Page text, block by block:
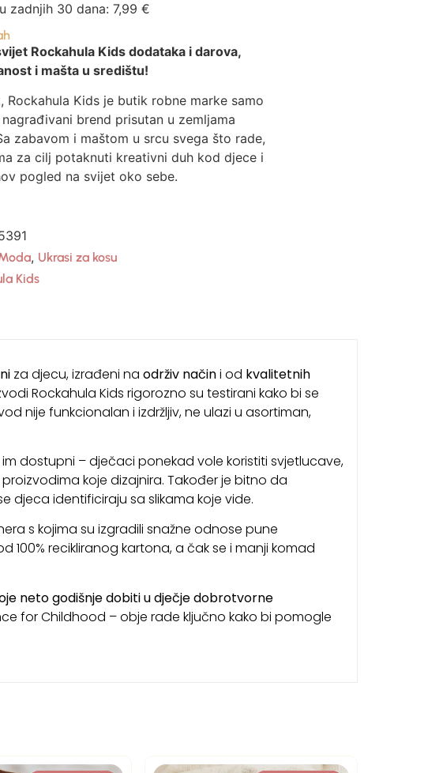
zadnjih 30 dana: 7,99 €
Rockahula Kids dodataka i darova,
i mašta u središtu!
Rockahula Kids je butik robne marke samo
brend prisutan u zemljama
zabavom i maštom u srcu svega što rade,
za cilj potaknuti kreativni duh kod djece i
pogled na svijet oko sebe.
, Ukrasi za kosu
Kids
za djecu, izrađeni na održiv načini od kvalitetnih
Rockahula Kids rigorozno su testirani kako bi se
nije funkcionalan i izdržljiv, ne ulazi u asortiman,
dostupni – dječaci ponekad vole koristiti svjetlucave,
koje dizajnira. Također je bitno da
djeca identificiraju sa slikama koje vide.
s kojima su izgradili snažne odnose pune
recikliranog kartona, a čak se i manji komad
neto godišnje dobiti u dječje dobrotvorne
for Childhood – obje rade ključno kako bi pomogle